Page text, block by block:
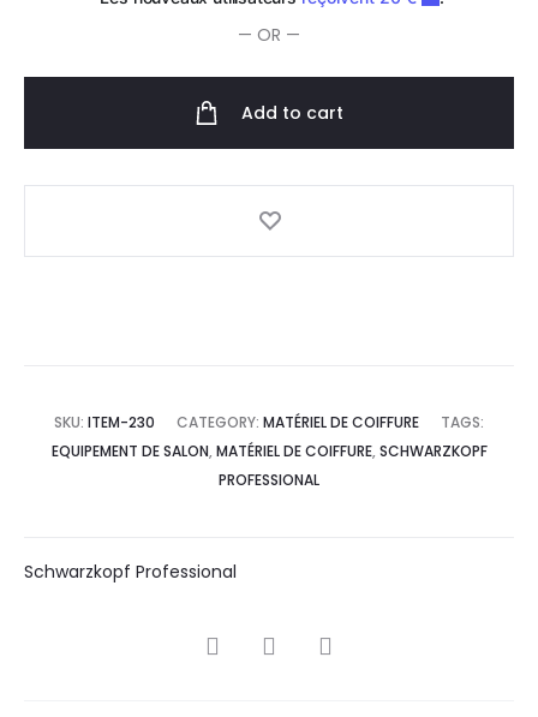
— OR —
Add to cart
SKU: ITEM-230 CATEGORY: MATÉRIEL DE COIFFURE
TAGS:
EQUIPEMENT DE SALON, MATÉRIEL DE COIFFURE, SCHWARZKOPF
PROFESSIONAL
Schwarzkopf Professional
SHARE